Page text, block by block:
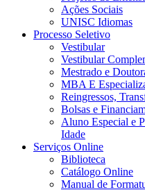
Ações Sociais
UNISC Idiomas
Processo Seletivo
Vestibular
Vestibular
Mestrado e
MBA E
Reingressos,
Bolsas e
Aluno Especial e
Idade
Serviços Online
Biblioteca
Catálogo Online
Manual de